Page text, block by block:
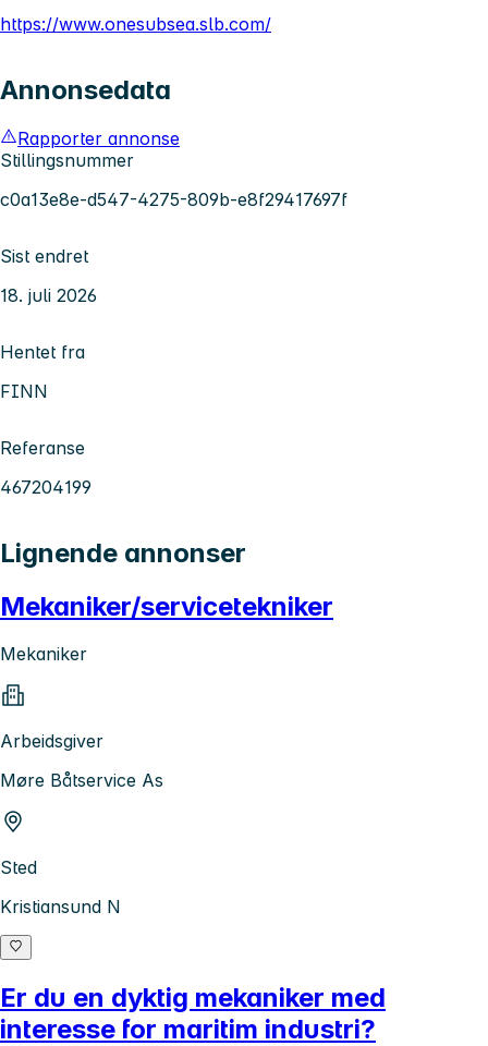
https://www.onesubsea.slb.com/
Annonsedata
Rapporter annonse
Stillingsnummer
c0a13e8e-d547-4275-809b-e8f29417697f
Sist endret
18. juli 2026
Hentet fra
FINN
Referanse
467204199
Lignende annonser
Mekaniker/servicetekniker
Mekaniker
Arbeidsgiver
Møre Båtservice As
Sted
Kristiansund N
Er du en dyktig mekaniker med
interesse for maritim industri?